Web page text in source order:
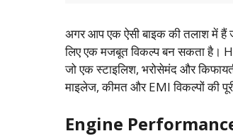
अगर आप एक ऐसी बाइक की तलाश में हैं
लिए एक मजबूत विकल्प बन सकता है।
जो एक स्टाइलिश, भरोसेमंद और
माइलेज, कीमत और EMI विकल्पों की
Engine